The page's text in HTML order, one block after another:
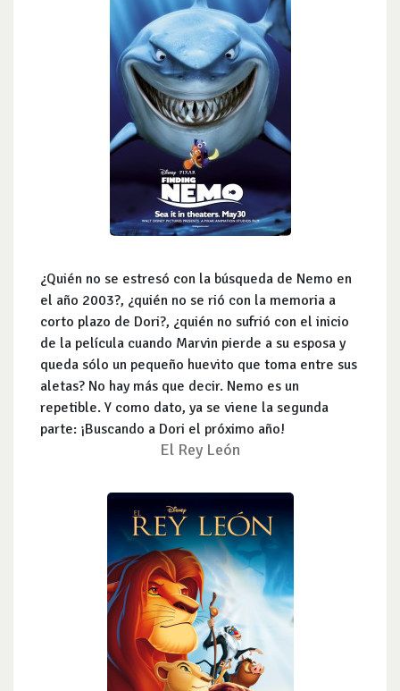
¿Quién no se estresó con la búsqueda de Nemo en
el año 2003?, ¿quién no se rió con la memoria a
corto plazo de Dori?, ¿quién no sufrió con el inicio
de la película cuando Marvin pierde a su esposa y
queda sólo un pequeño huevito que toma entre sus
aletas? No hay más que decir. Nemo es un
repetible. Y como dato, ya se viene la segunda
parte: ¡Buscando a Dori el próximo año!
El Rey León